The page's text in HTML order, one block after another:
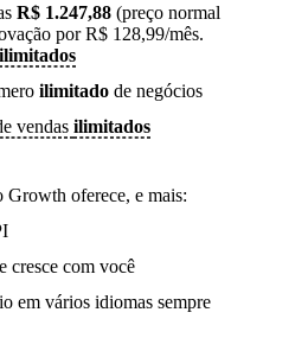
R$ 1.247,88 (preço normal
por R$ 128,99/mês.
ilimitados
ilimitado de negócios
vendas ilimitados
Growth oferece, e mais:
cresce com você
em vários idiomas sempre